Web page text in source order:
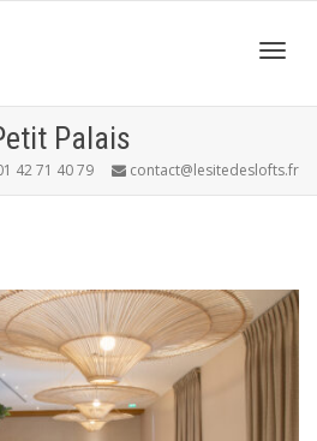
Palais
42 71 40 79 contact@lesitedeslofts.fr